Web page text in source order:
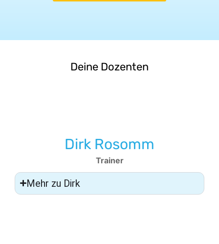
Deine Dozenten
Dirk Rosomm
Trainer
Mehr zu Dirk